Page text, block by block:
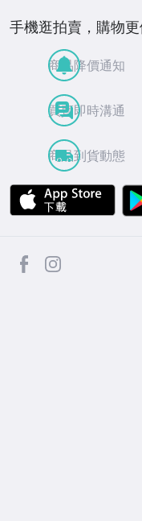
手機逛拍賣，購物
商品降價通知
買賣即時溝通
商品到貨動態
facebook